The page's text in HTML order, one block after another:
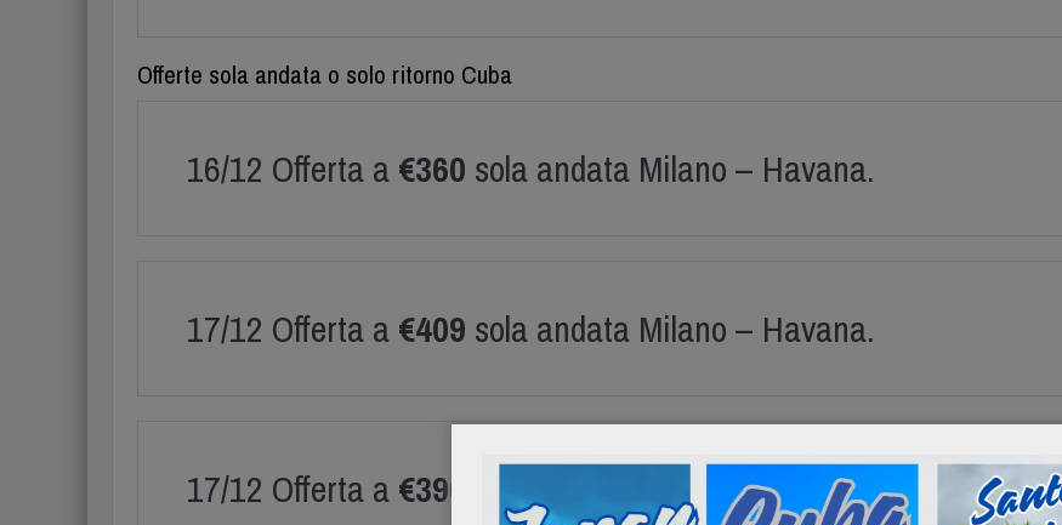
Offerte sola andata o solo ritorno Cuba
16/12 Offerta a €360 sola andata Milano – Havana.
17/12 Offerta a €409 sola andata Milano – Havana.
17/12 Offerta a €390 sola andata Roma Fiumicino – Havana.